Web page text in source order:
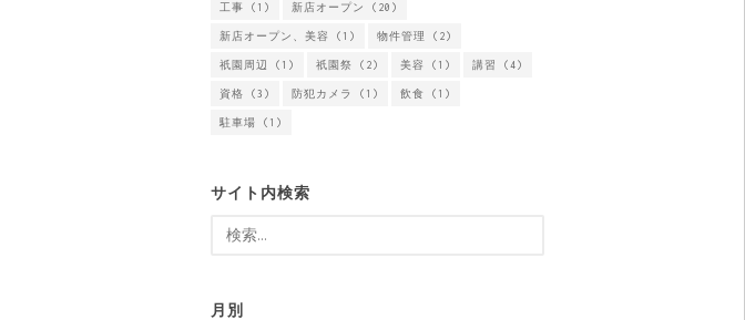
工事 (1) 新店オープン (20)
新店オープン、美容 (1) 物件管理 (2)
祇園周辺 (1) 祇園祭 (2) 美容 (1) 講習 (4)
資格 (3) 防犯カメラ (1) 飲食 (1)
駐車場 (1)
サイト内検索
月別